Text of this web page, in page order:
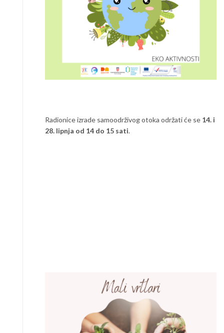
Radionice izrade samoodrživog otoka održati će se 14. i
28. lipnja od 14 do 15 sati.